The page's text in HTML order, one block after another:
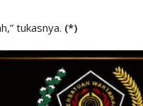
tukasnya. (*)